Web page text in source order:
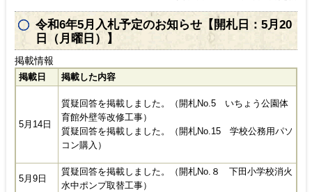
令和6年5月入札予定のお知らせ【開札日：5月20
日（月曜日）】
掲載情報
掲載日 掲載した内容
5月14日
質疑回答を掲載しました。（開札No.5 いちょう公園体
育館外壁等改修工事）
​質疑回答を掲載しました。（開札No.15 学校公務用パソ
コン購入）
5月9日
質疑回答を掲載しました。（開札No.８ 下田小学校消火
水中ポンプ取替工事）